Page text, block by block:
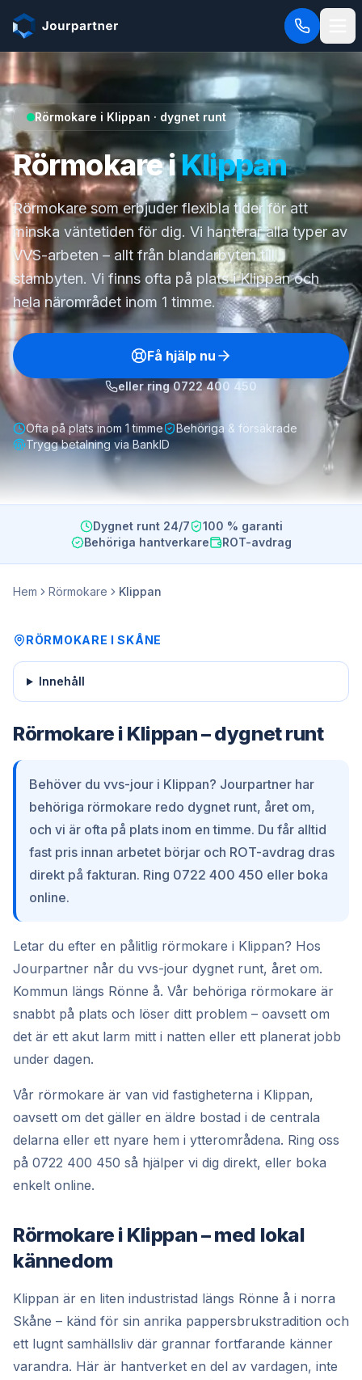
Hoppa till innehåll
Rörmokare i Klippan · dygnet runt
Rörmokare iKlippan
Rörmokare som erbjuder flexibla tider för att
minska väntetiden för dig. Vi hanterar alla typer av
VVS-arbeten – allt från blandarbyten till
stambyten. Vi finns ofta på plats i Klippan och
hela närområdet inom 1 timme.
Få hjälp nu
eller ring0722 400 450
Ofta på plats inom 1 timme
Behöriga & försäkrade
Trygg betalning via BankID
Dygnet runt 24/7
100 % garanti
Behöriga hantverkare
ROT-avdrag
Hem Rörmokare Klippan
RÖRMOKARE ISKÅNE
Innehåll
Rörmokare i Klippan – dygnet runt
Behöver du vvs-jour i Klippan? Jourpartner har
behöriga rörmokare redo dygnet runt, året om,
och vi är ofta på plats inom en timme. Du får alltid
fast pris innan arbetet börjar och ROT-avdrag dras
direkt på fakturan. Ring 0722 400 450 eller boka
online.
Letar du efter en pålitlig rörmokare i Klippan? Hos
Jourpartner når du vvs-jour dygnet runt, året om.
Kommun längs Rönne å. Vår behöriga rörmokare är
snabbt på plats och löser ditt problem – oavsett om
det är ett akut larm mitt i natten eller ett planerat jobb
under dagen.
Vår rörmokare är van vid fastigheterna i Klippan,
oavsett om det gäller en äldre bostad i de centrala
delarna eller ett nyare hem i ytterområdena. Ring oss
på 0722 400 450 så hjälper vi dig direkt, eller boka
enkelt online.
Rörmokare i Klippan – med lokal
kännedom
Klippan är en liten industristad längs Rönne å i norra
Skåne – känd för sin anrika pappersbrukstradition och
ett lugnt samhällsliv där grannar fortfarande känner
varandra. Här är hantverket en del av vardagen, inte